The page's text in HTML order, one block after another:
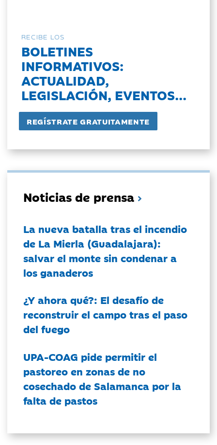
RECIBE LOS
BOLETINES
INFORMATIVOS:
ACTUALIDAD,
LEGISLACIÓN, EVENTOS...
Noticias de prensa
La nueva batalla tras el incendio
de La Mierla (Guadalajara):
salvar el monte sin condenar a
los ganaderos
¿Y ahora qué?: El desafío de
reconstruir el campo tras el paso
del fuego
UPA-COAG pide permitir el
pastoreo en zonas de no
cosechado de Salamanca por la
falta de pastos